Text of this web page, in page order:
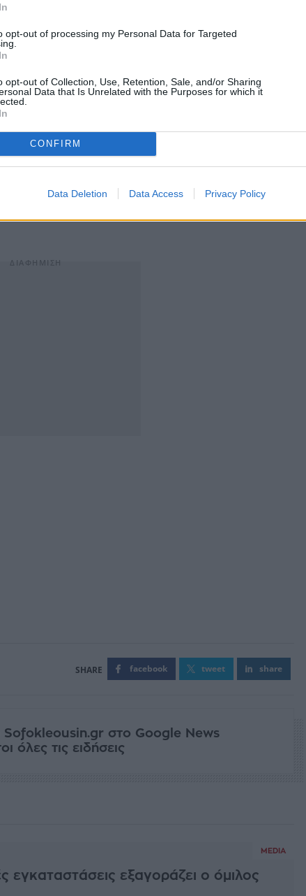
opt-out of processing my Personal Data for Targeted
opt-out of Collection, Use, Retention, Sale, and/or Sharing
Data that Is Unrelated with the Purposes for which it
CONFIRM
Data Deletion Data Access Privacy Policy
τομέα των έντυπων ΜΜΕ, με 4 ημερήσιες
"Live Sprots") και πολλές εβδομαδιαίες.
facebook tweet share
Sofokleousin.gr στο Google News
όλες τις ειδήσεις
MEDIA
εγκαταστάσεις εξαγοράζει ο όμιλος